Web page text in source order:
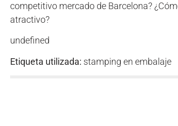
competitivo mercado de Barcelona?
atractivo?
undefined
Etiqueta utilizada: stamping en embalaje